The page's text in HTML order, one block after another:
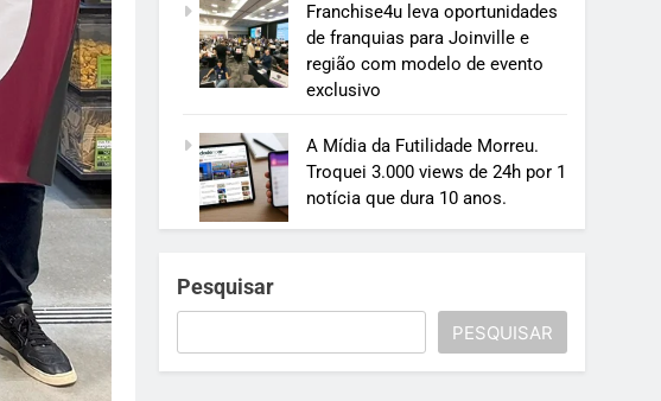
Franchise4u leva oportunidades
de franquias para Joinville e
região com modelo de evento
exclusivo
A Mídia da Futilidade Morreu.
Troquei 3.000 views de 24h por 1
notícia que dura 10 anos.
Pesquisar
PESQUISAR